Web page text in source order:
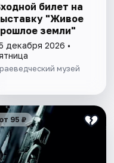
билет на
"Живое
земли"
декабря 2026 •
музей
от 95 ₽